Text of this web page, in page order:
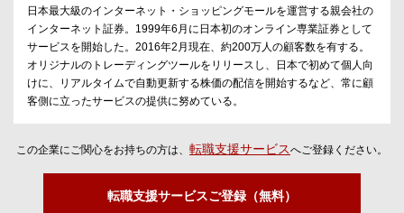
日本最大級のインターネット・ショッピングモールを運営する親会社の
インターネット証券。1999年6月に日本初のオンライン専業証券として
サービスを開始した。2016年2月現在、約200万人の顧客数を有する。
オリジナルのトレーディングツールをリリースし、日本で初めて個人向
けに、リアルタイムで自動更新する株価の配信を開始するなど、常に顧
客側に立ったサービスの提供に努めている。
この企業にご関心をお持ちの方は、 転職支援サービスへご登録ください。
転職支援サービスご登録（無料）